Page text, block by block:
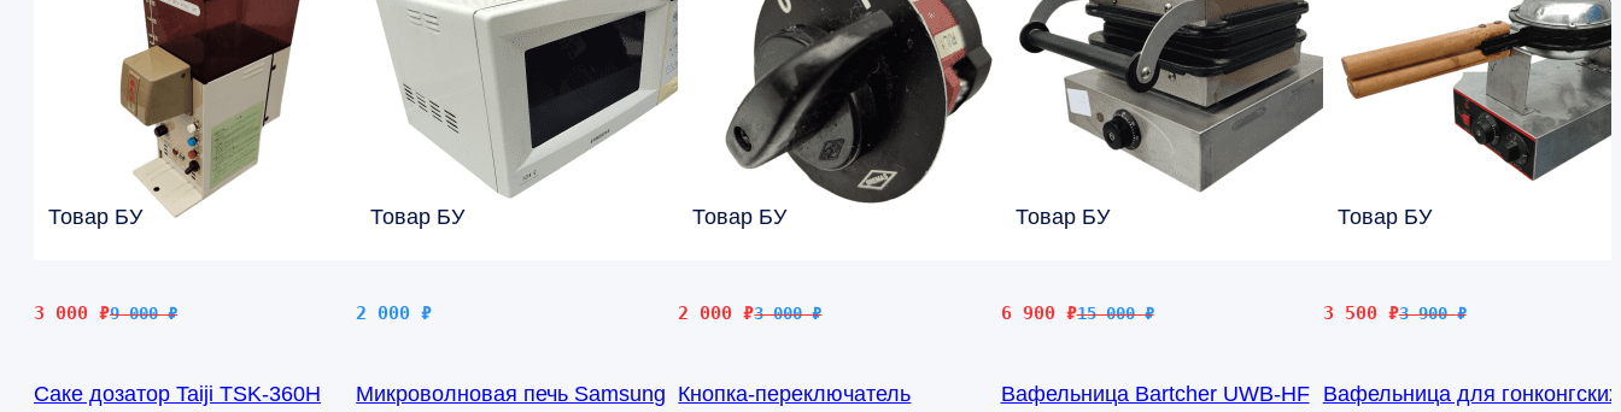
Товар БУ
9 000₽
Первоначальная
9
3 000 ₽
Текущая
000 ₽.
Саке дозатор Taiji TSK-360H
Товар БУ
2 000₽
Микроволновая печь Samsung
Товар БУ
3 000₽
Первоначальная
3
2 000₽
Текущая
000 ₽.
Кнопка-переключатель
Товар БУ
15 000₽
Первоначальная
15
6 900 ₽
Текущая
900 ₽.
Вафельница Bartcher UWB-HF
Товар БУ
3 900₽
Первоначальная
3
3 500 ₽
Текущая
500 ₽.
Вафельница для гонконгских